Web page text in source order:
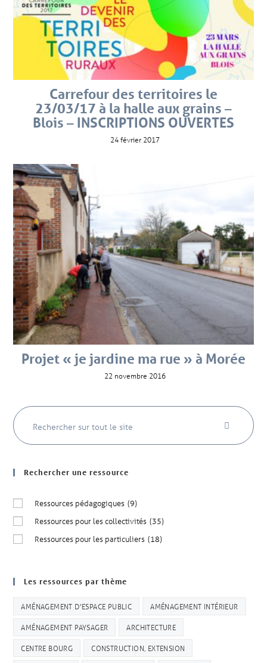
Carrefour des territoires le
23/03/17 à la halle aux grains –
Blois – INSCRIPTIONS OUVERTES
24 février 2017
Projet « je jardine ma rue » à Morée
22 novembre 2016
Rechercher une ressource
Ressources pédagogiques (9)
Ressources pour les collectivités (35)
Ressources pour les particuliers (18)
Les ressources par thème
AMÉNAGEMENT D'ESPACE PUBLIC AMÉNAGEMENT INTÉRIEUR
AMÉNAGEMENT PAYSAGER ARCHITECTURE
CENTRE BOURG CONSTRUCTION, EXTENSION